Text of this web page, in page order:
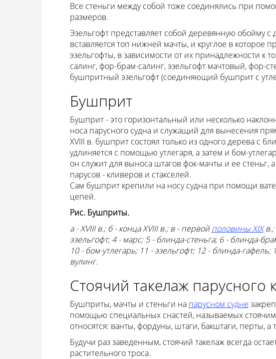
Все стеньги между собой тоже соединялись при
размеров.
Эзельгофт представляет собой деревянную обойму
вставляется топ нижней мачты, и круглое в которое
эзельгофты, в зависимости от их принадлежности к
салинг, фор-брам-салинг, эзельгофт мачтовый, фор-
бушпритный эзельгофт (соединяющий бушприт с
Бушприт
Бушприт - это горизонтальный или несколько
носа парусного судна и служащий для вынесения
XVIII в. бушприт состоял только из одного дерева с
удлиняется с помощью утлегаря, а затем и бом-
он служит для выноса штагов фок-мачты и ее стеньг,
парусов - кливеров и стакселей.
Сам бушприт крепили на носу судна при помощи
цепей.
Рис. Бушприты.
а - XVIII в.; б - конца XVIII в.; в - первойполовины XIXв.;
эзельгофт; 4 - марс; 5 - блинда-стеньга; 6 - блинда-
10 - бом-утлегарь; 11 - эзельгофт; 12 - блинда-
вулинг.
Стоячий такелаж парусного
Бушприты, мачты и стеньги на парусном судне
помощью специальных снастей, называемых стоячим
относятся: ванты, фордуны, штаги, бакштаги, перты,
Будучи раз заведенным, стоячий такелаж всегда
растительного троса.